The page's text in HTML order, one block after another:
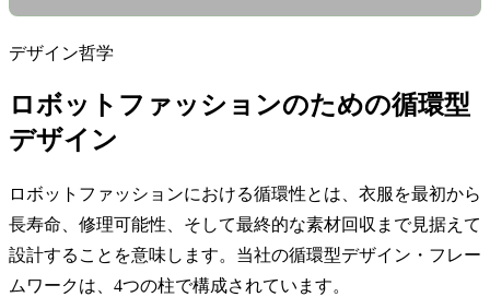
デザイン哲学
ロボットファッションのための循環型
デザイン
ロボットファッションにおける循環性とは、衣服を最初から
長寿命、修理可能性、そして最終的な素材回収まで見据えて
設計することを意味します。当社の循環型デザイン・フレー
ムワークは、4つの柱で構成されています。